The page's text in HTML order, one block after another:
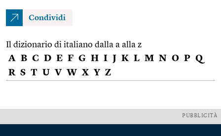
Condividi
Il dizionario di italiano dalla a alla z
A B C D E F G H I J K L M N O P Q
R S T U V W X Y Z
PUBBLICITÀ